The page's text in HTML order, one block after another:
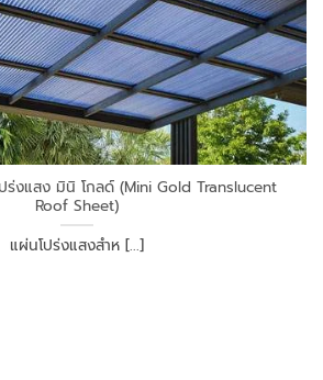
ร่งแสง มินิ โกลด์ (Mini Gold Translucent
Roof Sheet)
แผ่นโปร่งแสงสำห [...]